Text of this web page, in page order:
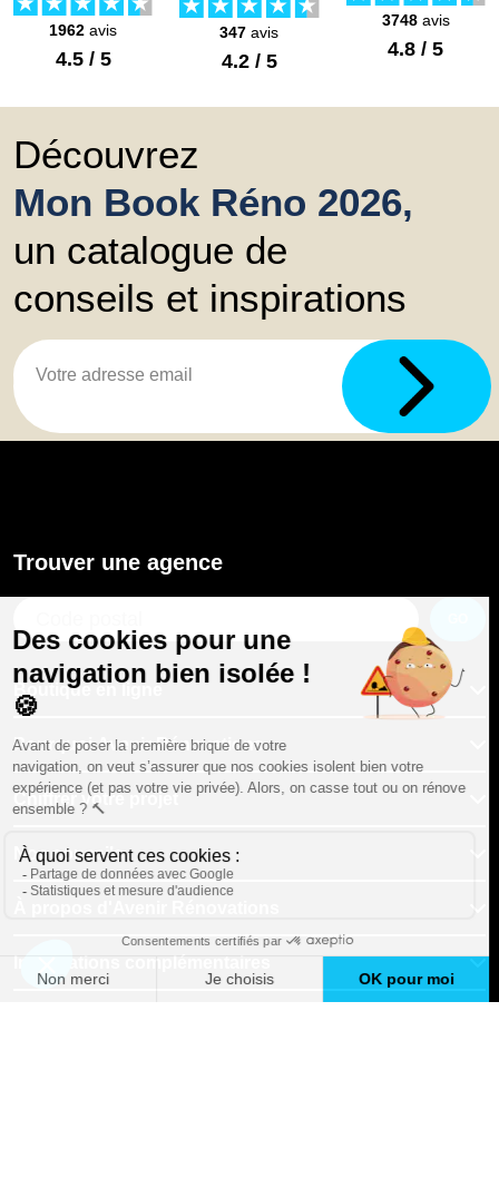
1962 avis
4.5 / 5
347 avis
4.2 / 5
3748avis
4.8 / 5
Découvrez
Mon Book Réno 2026,
un catalogue de
conseils et inspirations
Trouver une agence
Boutique en ligne
Pourquoi Avenir Rénovations
Chiffrer votre projet
Nos conseils
Informations complémentaires